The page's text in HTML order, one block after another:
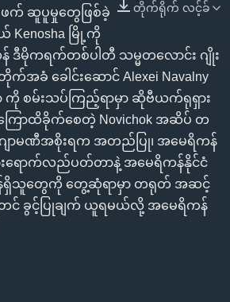
တိုက်ရိုက် လင့်ခ်
ဖက် ဆူပူမှုတွေဖြစ်ခဲ့
Kenosha မြို့ကို
ဒီမိုကရက်တစ်ပါတီ သမ္မတလောင်း ဂျိုး
က်အခံ ခေါင်းဆောင် Alexei Navalny
ကို စမ်းသပ်ကြည့်ရာမှာ ဆိုဗီယက်ရုရှား
ောထိခိုက်စေတဲ့ Novichok အဆိပ် တ
ာမဏီအစိုးရက အတည်ပြု၊ အမေရိကန်
ောက်လည်ပတ်တာနဲ့ အမေရိကန်နိုင်ငံ
န်ရှိသူတွေကို တွေ့ဆုံရာမှာ တရုတ် အဆင့်
င် ခွင့်ပြုချက် ယူရမယ်လို့ အမေရိကန်